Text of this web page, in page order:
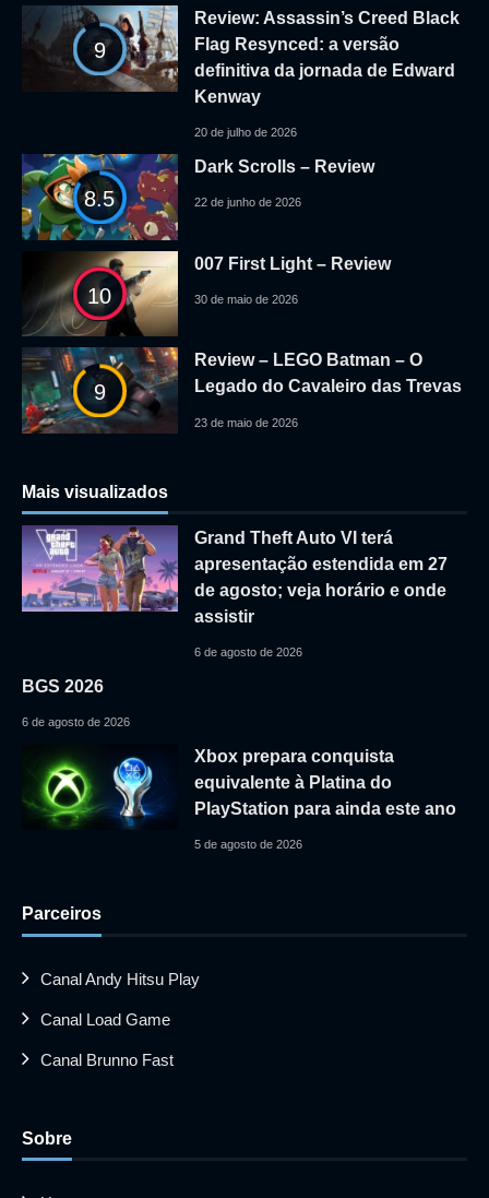
9
Review: Assassin’s Creed Black
Flag Resynced: a versão
definitiva da jornada de Edward
Kenway
20 de julho de 2026
8.5
Dark Scrolls – Review
22 de junho de 2026
10
007 First Light – Review
30 de maio de 2026
9
Review – LEGO Batman – O
Legado do Cavaleiro das Trevas
23 de maio de 2026
Mais visualizados
Grand Theft Auto VI terá
apresentação estendida em 27
de agosto; veja horário e onde
assistir
6 de agosto de 2026
BGS 2026
6 de agosto de 2026
Xbox prepara conquista
equivalente à Platina do
PlayStation para ainda este ano
5 de agosto de 2026
Parceiros
Canal Andy Hitsu Play
Canal Load Game
Canal Brunno Fast
Sobre